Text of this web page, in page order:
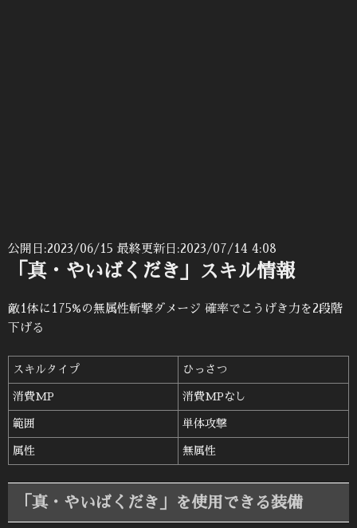
公開日:2023/06/15 最終更新日:2023/07/14 4:08
「真・やいばくだき」スキル情報
敵1体に175%の無属性斬撃ダメージ 確率でこうげき力を2段階
下げる
スキルタイプ ひっさつ
消費MP 消費MPなし
範囲 単体攻撃
属性 無属性
「真・やいばくだき」を使用できる装備